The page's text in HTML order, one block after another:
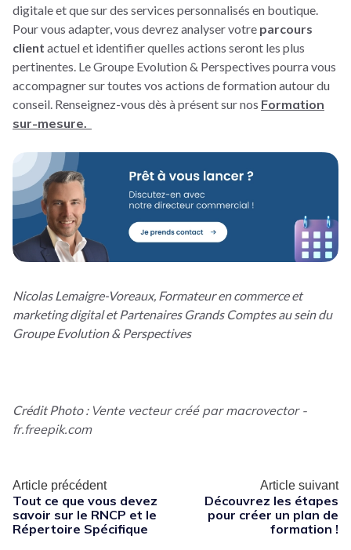
digitale et que sur des services personnalisés en boutique.
Pour vous adapter, vous devrez analyser votre parcours
client actuel et identifier quelles actions seront les plus
pertinentes. Le Groupe Evolution & Perspectives pourra vous
accompagner sur toutes vos actions de formation autour du
conseil. Renseignez-vous dès à présent sur nos Formation
sur-mesure
Nicolas Lemaigre-Voreaux, Formateur en commerce et
marketing digital et Partenaires Grands Comptes au sein du
Groupe Evolution & Perspectives
Crédit Photo : Vente vecteur créé par macrovector -
fr.freepik.com
Article précédent
Tout ce que vous devez
savoir sur le RNCP et le
Répertoire Spécifique
Article suivant
Découvrez les étapes
pour créer un plan de
formation !